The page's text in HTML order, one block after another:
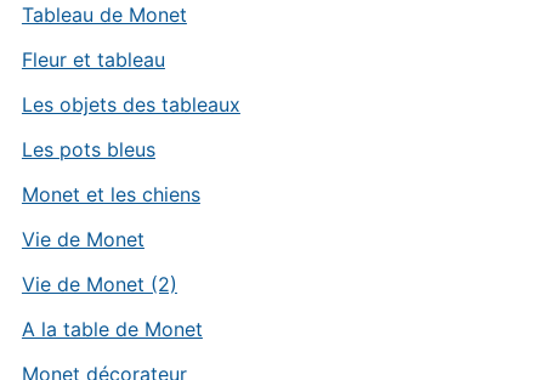
Tableau de Monet
Fleur et tableau
Les objets des tableaux
Les pots bleus
Monet et les chiens
Vie de Monet
Vie de Monet (2)
A la table de Monet
Monet décorateur